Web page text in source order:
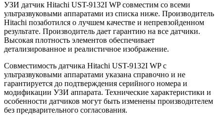
УЗИ датчик Hitachi UST-9132I WP совместим со всеми
ультразвуковыми аппаратами из списка ниже. Производитель
Hitachi позаботился о лучшем качестве и непревзойденном
результате. Производитель дает гарантию на все датчики.
Высокая плотность элементов обеспечивает
детализированное и реалистичное изображение.
Совместимость датчика Hitachi UST-9132I WP с
ультразвуковыми аппаратами указана справочно и не
гарантируется до подтверждения серийного номера и
модификации УЗИ аппарата. Технические характеристики и
особенности датчиков могут быть изменены производителем
без предварительного согласования.